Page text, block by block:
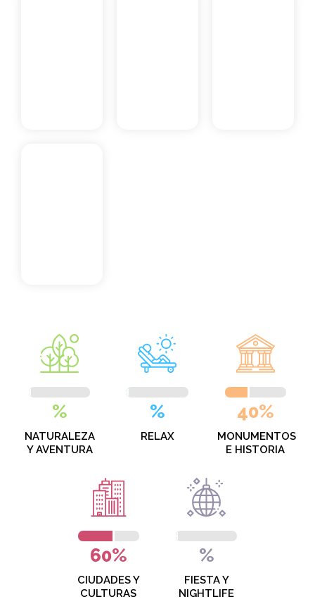
%
NATURALEZA
Y AVENTURA
%
RELAX
40%
MONUMENTOS
E HISTORIA
60%
CIUDADES Y
CULTURAS
%
FIESTA Y
NIGHTLIFE